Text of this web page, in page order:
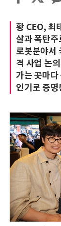
황 CEO, 최
살과 폭탄주
로봇분야서
격 사업 논의
가는 곳마
인기로 증명